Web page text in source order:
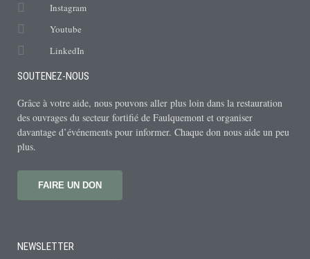
Instagram
Youtube
LinkedIn
SOUTENEZ-NOUS
Grâce à votre aide, nous pouvons aller plus loin dans la restauration
des ouvrages du secteur fortifié de Faulquemont et organiser
davantage d’événements pour informer. Chaque don nous aide un peu
plus.
FAIRE UN DON
NEWSLETTER